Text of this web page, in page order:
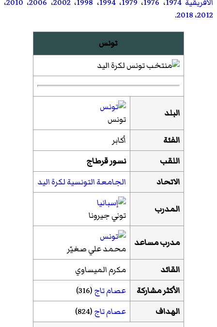
2012،2018
.
تونس
البلد
تونس
الفئة
أكابر
اللقب
نسور قرطاج
الاتحاد
الجامعة التونسية لكرة اليد
المدرب توني جيرونا
مدرب مساعد
محمد علي صغيّر
القائد
مكرم الميساوي
الأكثر مشاركة
عصام تاج(316)
الهداف
عصام تاج(824)